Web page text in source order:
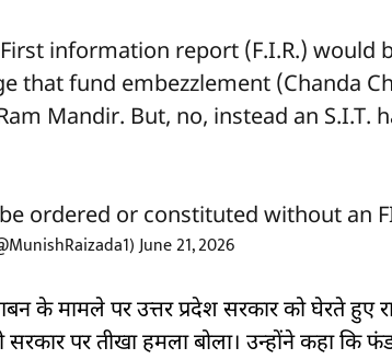
information report (F.I.R.) would
that fund embezzlement (Chanda
Mandir. But, no, instead an S.I.T.
be ordered or constituted without an
June 21, 2026
के मामले पर उत्तर प्रदेश सरकार को घेरते हुए
सरकार पर तीखा हमला बोला। उन्होंने कहा कि